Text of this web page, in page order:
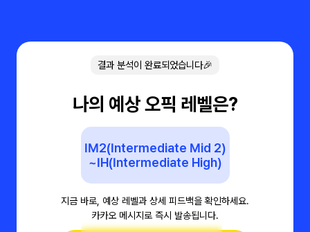
결과 분석이 완료되었습니다🎉
나의 예상 오픽 레벨은?
IM2(Intermediate Mid 2)
~IH(Intermediate High)
지금 바로, 예상 레벨과 상세 피드백을 확인하세요.
카카오 메시지로 즉시 발송됩니다.